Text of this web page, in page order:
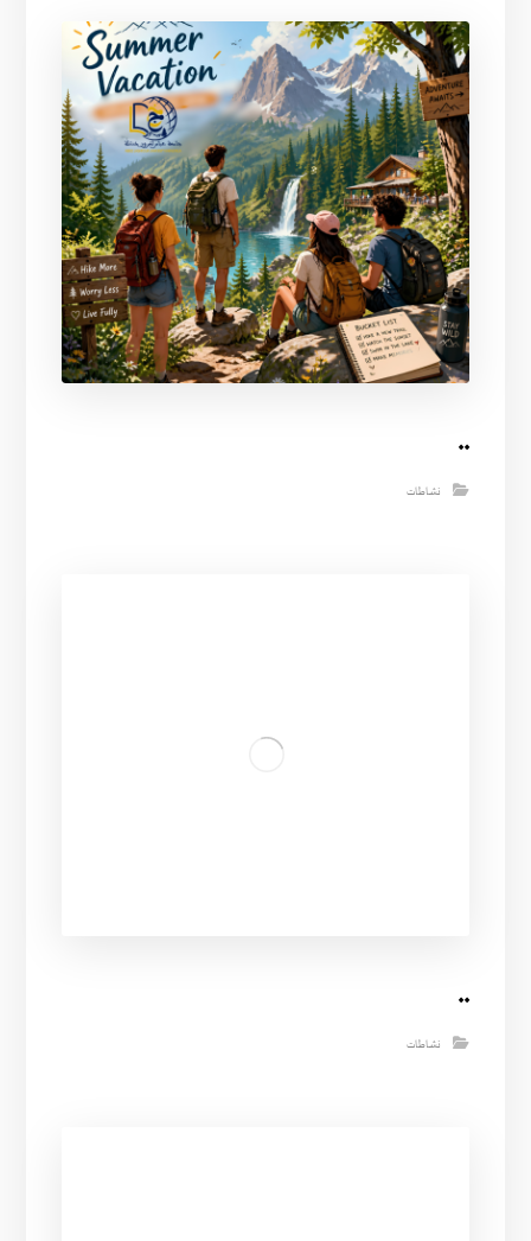
..
نشاطات
..
نشاطات